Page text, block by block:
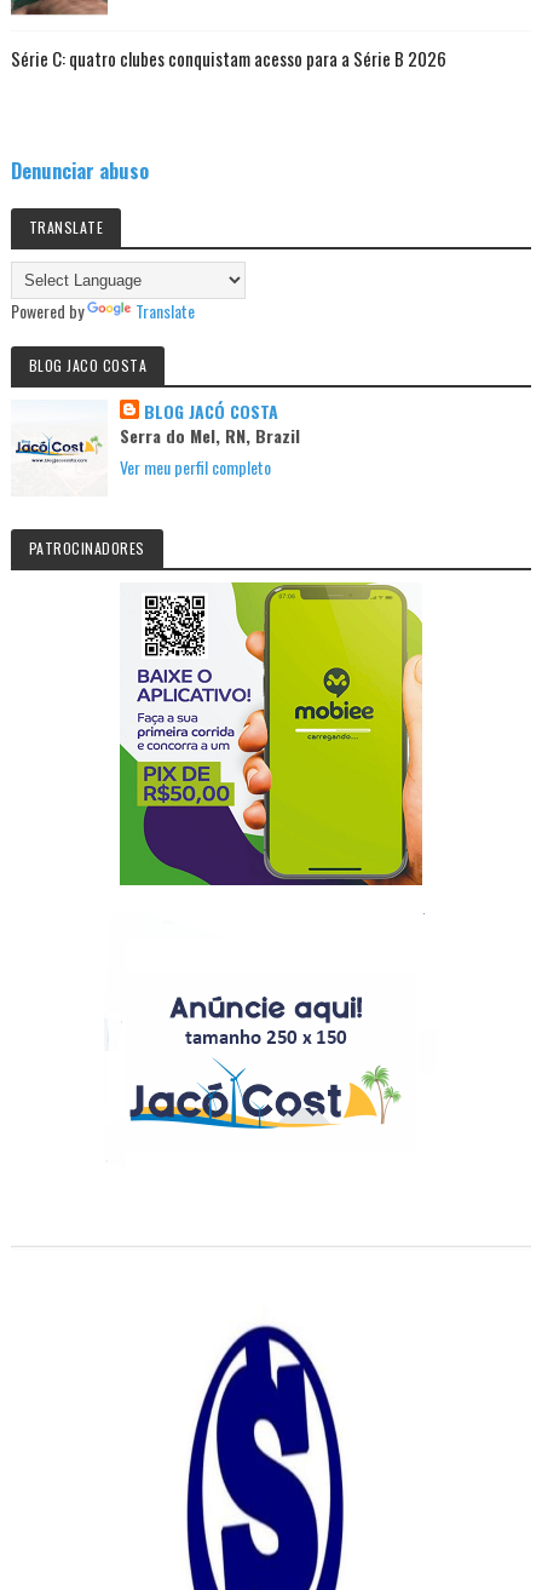
Série C: quatro clubes conquistam acesso para a Série B 2026
Denunciar abuso
TRANSLATE
Powered by Translate
BLOG JACO COSTA
BLOG JACÓ COSTA
Serra do Mel, RN, Brazil
Ver meu perfil completo
PATROCINADORES